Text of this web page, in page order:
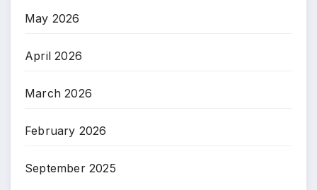
May 2026
April 2026
March 2026
February 2026
September 2025